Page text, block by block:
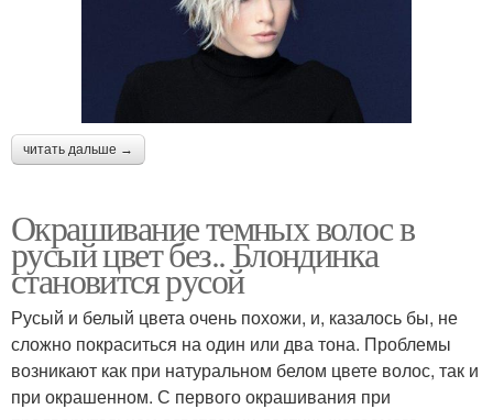
читать дальше →
Окрашивание темных волос в
русый цвет без.. Блондинка
становится русой
Русый и белый цвета очень похожи, и, казалось бы, не
сложно покраситься на один или два тона. Проблемы
возникают как при натуральном белом цвете волос, так и
при окрашенном. С первого окрашивания при